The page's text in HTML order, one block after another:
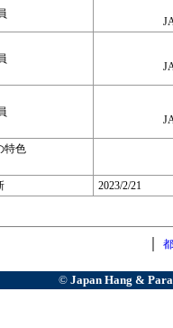
特色
2023/2/21
©Japan Hang &